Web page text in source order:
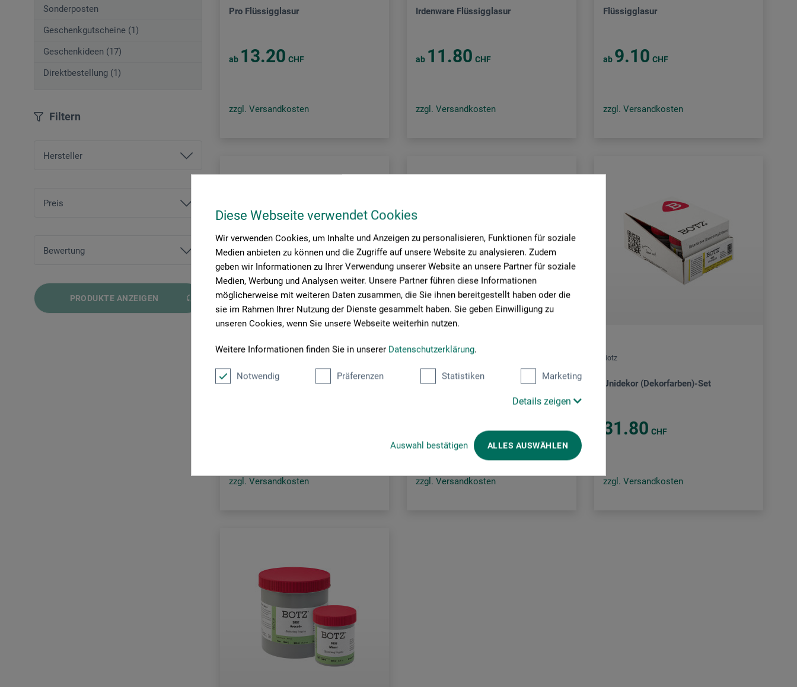
Diese Webseite verwendet Cookies
Wir verwenden Cookies, um Inhalte und Anzeigen zu personalisieren, Funktionen für soziale
Medien anbieten zu können und die Zugriffe auf unsere Website zu analysieren. Zudem
geben wir Informationen zu Ihrer Verwendung unserer Website an unsere Partner für soziale
Medien, Werbung und Analysen weiter. Unsere Partner führen diese Informationen
möglicherweise mit weiteren Daten zusammen, die Sie ihnen bereitgestellt haben oder die
sie im Rahmen Ihrer Nutzung der Dienste gesammelt haben. Sie geben Einwilligung zu
unseren Cookies, wenn Sie unsere Webseite weiterhin nutzen.
Weitere Informationen finden Sie in unserer Datenschutzerklärung.
Notwendig Präferenzen Statistiken Marketing
Details zeigen
Auswahl bestätigen ALLES AUSWÄHLEN
Sonderposten
Geschenkgutscheine (1)
Geschenkideen (17)
Direktbestellung (1)
Filtern
Hersteller
Preis
Bewertung
und mehr
PRODUKTE ANZEIGEN
Pro Flüssigglasur
ab 13.20 CHF
zzgl. Versandkosten
Irdenware Flüssigglasur
ab 11.80 CHF
zzgl. Versandkosten
Flüssigglasur
ab 9.10 CHF
zzgl. Versandkosten
Steinzeug Flüssigglasuren
zzgl. Versandkosten
9020 Botz Plus Brilliante Effekte
CHF
zzgl. Versandkosten
Botz
Unidekor (Dekorfarben)-Set
31.80 CHF
zzgl. Versandkosten